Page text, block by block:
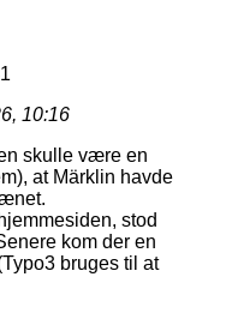
10:16
skulle være en
at Märklin havde
stod
kom der en
bruges til at